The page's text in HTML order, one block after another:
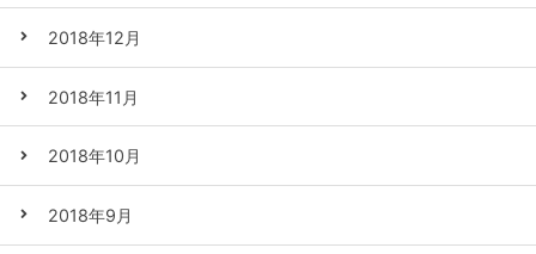
2018年12月
2018年11月
2018年10月
2018年9月